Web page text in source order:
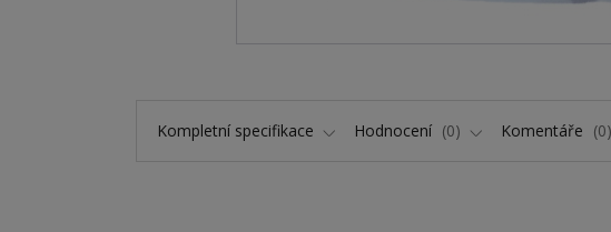
Kompletní specifikace Hodnocení 0 Komentáře 0